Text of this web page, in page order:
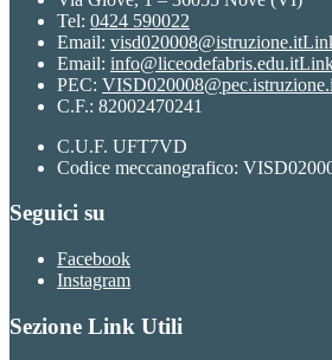
Tel: 0424 590022
Email: visd020008@istruzione.it
Email: info@liceodefabris.edu.it
PEC:
C.F.: 82002470241
C.U.F. UFT7VD
Codice meccanografico:
Seguici su
Facebook
Instagram
Sezione Link Utili